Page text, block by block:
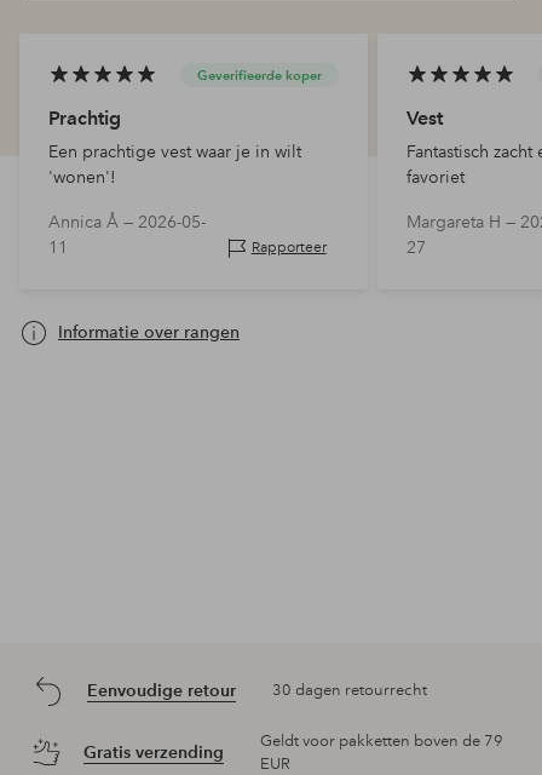
Geverifieerde koper
Prachtig
Een prachtige vest waar je in wilt
'wonen'!
Annica Å — 2026-05-
11
Rapporteer
Vest
Fantastisch
favoriet
Margareta H —
27
Informatie over rangen
Eenvoudige retour 30 dagen retourrecht
Gratis verzending
Geldt voor pakketten boven de 79
EUR